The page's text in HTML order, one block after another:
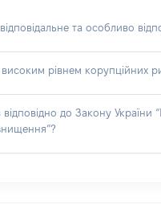
та особливо
рівнем корупційних
до Закону